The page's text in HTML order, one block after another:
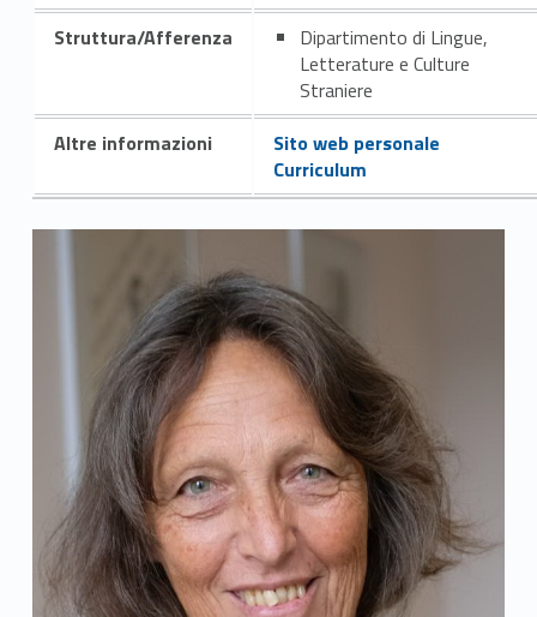
Struttura/Afferenza
Dipartimento di Lingue,
Letterature e Culture
Straniere
Altre informazioni
Sito web personale
Curriculum